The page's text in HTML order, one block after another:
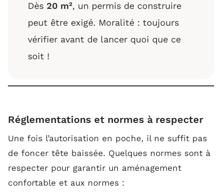
Dès 20 m², un permis de construire
peut être exigé. Moralité : toujours
vérifier avant de lancer quoi que ce
soit !
Réglementations et normes à respecter
Une fois l’autorisation en poche, il ne suffit pas
de foncer tête baissée. Quelques normes sont à
respecter pour garantir un aménagement
confortable et aux normes :